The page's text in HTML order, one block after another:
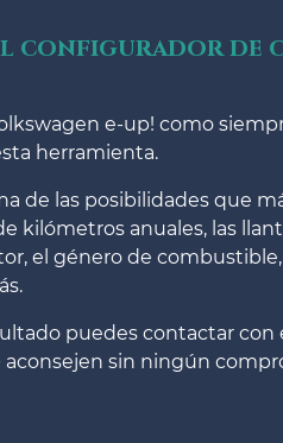
configurador de
e-up! como
herramienta.
de las posibilidades que
kilómetros anuales, las
el género de
puedes contactar
sin ningún